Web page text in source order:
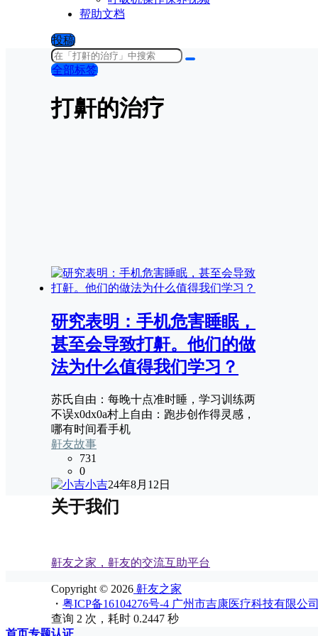
帮助文档
投稿
全部标签
打鼾的治疗
研究表明：手机危害睡眠，
甚至会导致打鼾。他们的做
法为什么值得我们学习？
苏氏自由：每晚十点准时睡，学习训练两
不误x0dx0a村上自由：跑步创作得灵感，
哪有时间看手机
鼾友故事
731
0
小吉24年8月12日
关于我们
鼾友之家，鼾友的交流互助平台
Copyright © 2026 鼾友之家
・ 粤ICP备16104276号-4 广州市吉康医疗科技有限公
查询 2 次，耗时 0.2447 秒